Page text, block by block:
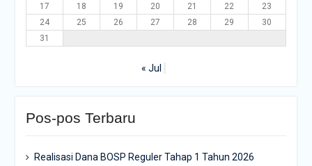
17
18 19 20 21 22
23
24
25 26 27 28 29
30
31
« Jul
Pos-pos Terbaru
Realisasi Dana BOSP Reguler Tahap 1 Tahun 2026